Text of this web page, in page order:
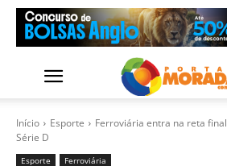
Início Esporte
Ferroviária entra na reta
Série D
Esporte Ferroviária